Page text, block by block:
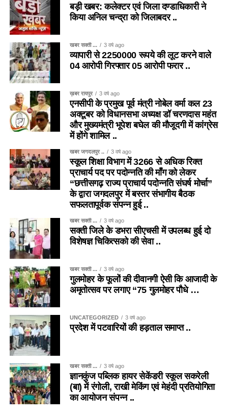
बड़ी खबर: कलेक्टर एवं जिला दण्डाधिकारी ने
किया अनिल चन्द्रा को जिलाबदर ..
खबर सक्ती ... 3 वर्ष ago
व्यापारी से 2250000 रूपये की लूट करने वाले
04 आरोपी गिरफ्तार 05 आरोपी फरार ..
ख़बर रायपुर 3 वर्ष ago
एनसीपी के प्रमुख पूर्व मंत्री नोबेल वर्मा कल 23
अक्टूबर को विधानसभा अध्यक्ष डॉ चरणदास महंत
और मुख्यमंत्री भूपेश बघेल की मौजूदगी में कांग्रेस
में होंगे शामिल ..
खबर जगदलपुर .. 3 वर्ष ago
स्कूल शिक्षा विभाग में 3266 से अधिक रिक्त
प्राचार्य पद पर पदोन्नति की माँग को लेकर
“छत्तीसगढ़ राज्य प्राचार्य पदोन्नति संघर्ष मोर्चा”
के द्वारा जगदलपुर में बस्तर संभागीय बैठक
सफलतापूर्वक संपन्न हुई ..
खबर सक्ती ... 3 वर्ष ago
सक्ती जिले के डभरा सीएचसी में उपलब्ध हुई दो
विशेषज्ञ चिकित्सको की सेवा ..
खबर सक्ती ... 3 वर्ष ago
गुलमोहर के फूलों की दीवानगी ऐसी कि आजादी के
अमृतोत्सव पर लगाए “75 गुलमोहर पौधे …
UNCATEGORIZED 3 वर्ष ago
प्रदेश में पटवारियों की हड़ताल समाप्त ..
खबर सक्ती ... 3 वर्ष ago
ज्ञानकुंज पब्लिक हायर सेकेंडरी स्कूल सकरेली
(बा) में रंगोली, राखी मेकिंग एवं मेहंदी प्रतियोगिता
का आयोजन संपन्न ..